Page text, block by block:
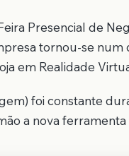
Presencial de
tornou-se
em Realidade
foi constante
a nova